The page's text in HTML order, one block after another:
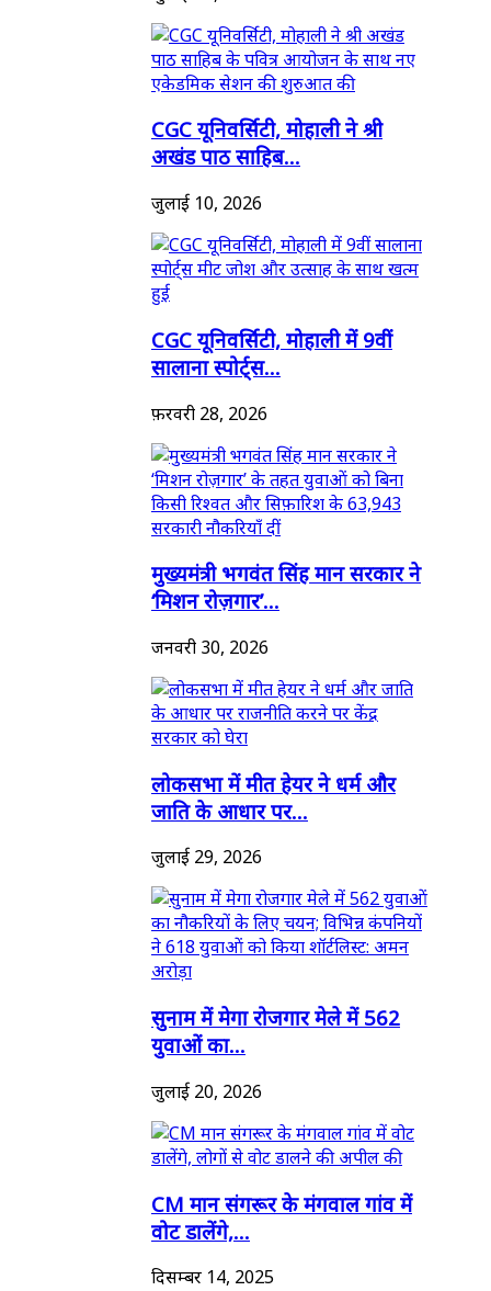
CGC यूनिवर्सिटी, मोहाली ने श्री
अखंड पाठ साहिब...
जुलाई 10, 2026
CGC यूनिवर्सिटी, मोहाली में 9वीं
सालाना स्पोर्ट्स...
फ़रवरी 28, 2026
मुख्यमंत्री भगवंत सिंह मान सरकार ने
‘मिशन रोज़गार’...
जनवरी 30, 2026
लोकसभा में मीत हेयर ने धर्म और
जाति के आधार पर...
जुलाई 29, 2026
सुनाम में मेगा रोजगार मेले में 562
युवाओं का...
जुलाई 20, 2026
CM मान संगरूर के मंगवाल गांव में
वोट डालेंगे,...
दिसम्बर 14, 2025